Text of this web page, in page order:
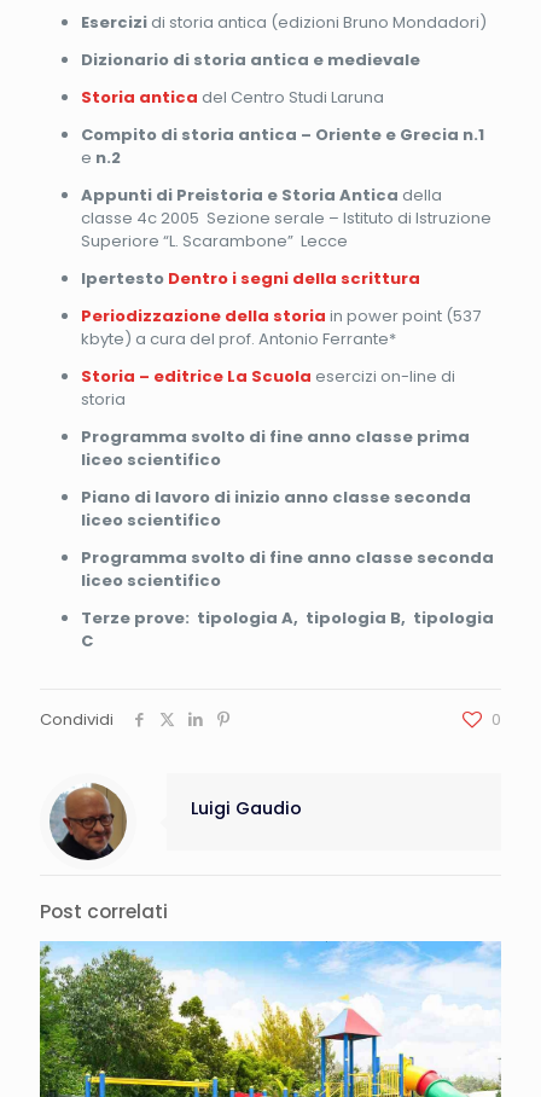
Esercizidi storia antica (edizioni Bruno Mondadori)
Dizionario di storia antica e medievale
Storia antica del Centro Studi Laruna
Compito di storia antica – Oriente e Grecia n.1
e n.2
Appunti di Preistoria e Storia Antica della
classe 4c 2005 Sezione serale – Istituto di Istruzione
Superiore “L. Scarambone” Lecce
Ipertesto Dentro i segni della scrittura
Periodizzazione della storia in power point (537
kbyte) a cura del prof. Antonio Ferrante*
Storia – editrice La Scuola esercizi on-line di
storia
Programma svolto di fine anno classe prima
liceo scientifico
Piano di lavoro di inizio anno classe seconda
liceo scientifico
Programma svolto di fine anno classe seconda
liceo scientifico
Terze prove: tipologia A, tipologia B, tipologia
C
Condividi 0
Luigi Gaudio
Post correlati